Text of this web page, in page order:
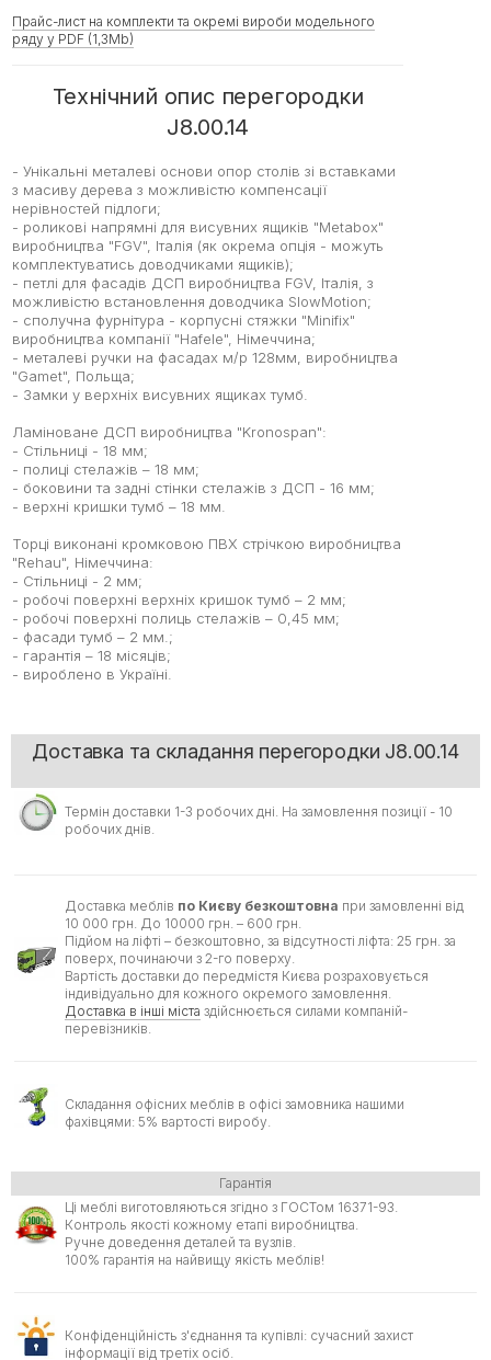
Прайс-лист на комплекти та окремі вироби модельного
ряду у PDF (1,3Mb)
Технічний опис перегородки
J8.00.14
- Унікальні металеві основи опор столів зі вставками
з масиву дерева з можливістю компенсації
нерівностей підлоги;
- роликові напрямні для висувних ящиків "Metabox"
виробництва "FGV", Італія (як окрема опція - можуть
комплектуватись доводчиками ящиків);
- петлі для фасадів ДСП виробництва FGV, Італія, з
можливістю встановлення доводчика SlowMotion;
- сполучна фурнітура - корпусні стяжки "Minifix"
виробництва компанії "Hafele", Німеччина;
- металеві ручки на фасадах м/р 128мм, виробництва
"Gamet", Польща;
- Замки у верхніх висувних ящиках тумб.
Ламіноване ДСП виробництва "Kronospan":
- Стільниці - 18 мм;
- полиці стелажів – 18 мм;
- боковини та задні стінки стелажів з ДСП - 16 мм;
- верхні кришки тумб – 18 мм.
Торці виконані кромковою ПВХ стрічкою виробництва
"Rehau", Німеччина:
- Стільниці - 2 мм;
- робочі поверхні верхніх кришок тумб – 2 мм;
- робочі поверхні полиць стелажів – 0,45 мм;
- фасади тумб – 2 мм.;
- гарантія – 18 місяців;
- вироблено в Україні.
Доставка та складання перегородки J8.00.14
Термін доставки 1-3 робочих дні. На замовлення позиції - 10
робочих днів.
Доставка меблів по Києву безкоштовна при замовленні від
10 000 грн. До 10000 грн. – 600 грн.
Підйом на ліфті – безкоштовно, за відсутності ліфта: 25 грн. за
поверх, починаючи з 2-го поверху.
Вартість доставки до передмістя Києва розраховується
індивідуально для кожного окремого замовлення.
Доставка в інші міста здійснюється силами компаній-
перевізників.
Складання офісних меблів в офісі замовника нашими
фахівцями: 5% вартості виробу.
Гарантія
Ці меблі виготовляються згідно з ГОСТом 16371-93.
Контроль якості кожному етапі виробництва.
Ручне доведення деталей та вузлів.
100% гарантія на найвищу якість меблів!
Конфіденційність з'єднання та купівлі: сучасний захист
інформації від третіх осіб.